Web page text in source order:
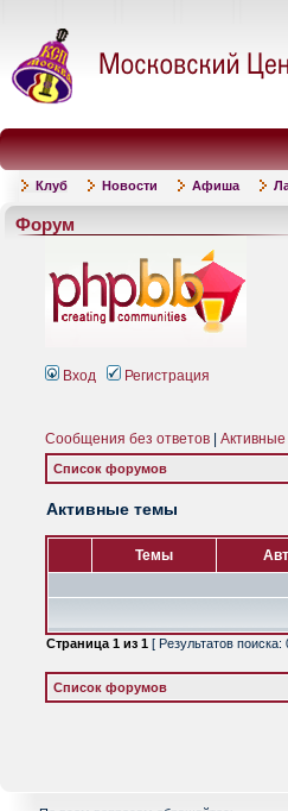
Клуб Новости Афиша
Форум
Вход Регистрация
Сообщения без ответов
Список форумов
Активные темы
Темы
Страница 1 из 1 [ Результатов поиска:
Список форумов